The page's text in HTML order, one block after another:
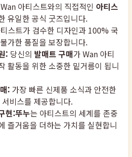
Wan 아티스트와의 직접적인 아티스
유일한 공식 굿즈입니다.
스트가 검수한 디자인과 100% 국
가한 품질을 보장합니다.
: 당신의 발매트 구매가 Wan 아티
활동을 위한 소중한 밑거름이 됩니
: 가장 빠른 신제품 소식과 안전한
비스를 제공합니다.
현:뚜누는 아티스트의 세계를 존중
즐거움을 더하는 가치를 실현합니